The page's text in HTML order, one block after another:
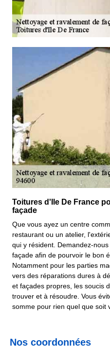
Toitures d'Ile De France
façade
Que vous ayez un centre
restaurant ou un atelier,
qui y résident. Demandez-
façade afin de pourvoir le bon
Notamment pour les parties
vers des réparations dures à
et façades propres, les soucis
trouver et à résoudre. Vous
somme pour rien quel que soit
Nos coordonnées